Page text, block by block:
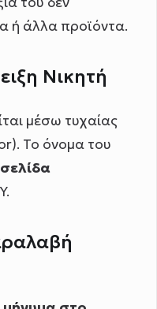
ή άλλα προϊόντα.
Νικητή
μέσω τυχαίας
Το όνομα του